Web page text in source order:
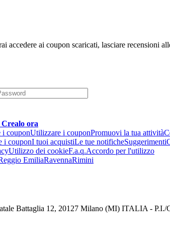
accedere ai coupon scaricati, lasciare recensioni
Crealo ora
i couponUtilizzare i couponPromuovi la tua attività
i couponI tuoi acquistiLe tue notificheSuggerimenti
Utilizzo dei cookieF.a.q.Accordo per l'utilizzo
EmiliaRavennaRimini
Battaglia 12, 20127 Milano (MI) ITALIA -